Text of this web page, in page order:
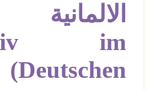
im
Deutschen
)